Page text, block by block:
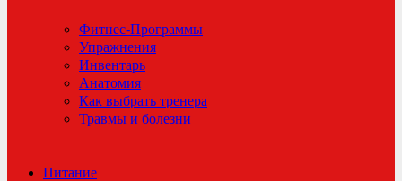
Фитнес-Программы
Упражнения
Инвентарь
Анатомия
Как выбрать тренера
Травмы и болезни
Питание